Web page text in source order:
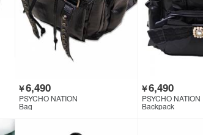
￥6,490
PSYCHO NATION
Bag
￥6,490
PSYCHO NATION
Backpack